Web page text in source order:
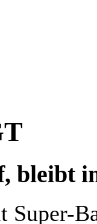
bleibt
Super-